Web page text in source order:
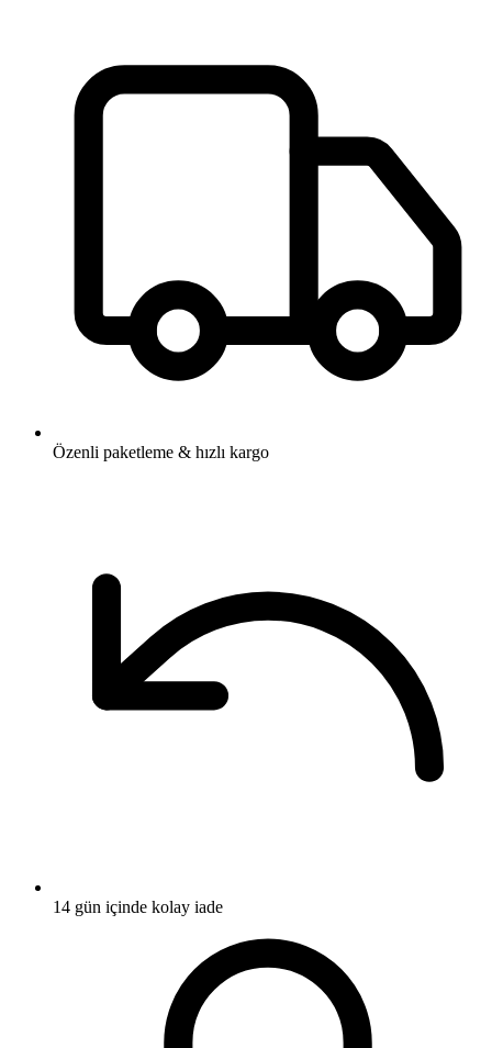
Özenli paketleme & hızlı kargo
14 gün içinde kolay iade